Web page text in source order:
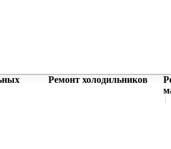
Ремонт холодильников